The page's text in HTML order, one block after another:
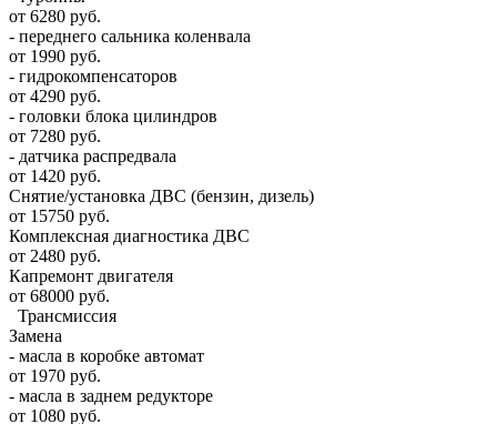
от 6280 руб.
- переднего сальника коленвала
от 1990 руб.
- гидрокомпенсаторов
от 4290 руб.
- головки блока цилиндров
от 7280 руб.
- датчика распредвала
от 1420 руб.
Снятие/установка ДВС (бензин, дизель)
от 15750 руб.
Комплексная диагностика ДВС
от 2480 руб.
Капремонт двигателя
от 68000 руб.
Трансмиссия
Замена
- масла в коробке автомат
от 1970 руб.
- масла в заднем редукторе
от 1080 руб.